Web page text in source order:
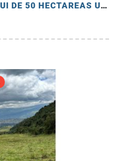
TERRENO DE VENTA EN YARUQUI DE 50 HECTAREAS UTILES